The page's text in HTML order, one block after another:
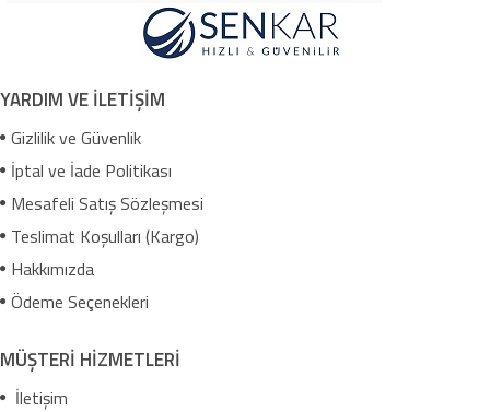
YARDIM VE İLETİŞİM
Gizlilik ve Güvenlik
İptal ve İade Politikası
Mesafeli Satış Sözleşmesi
Teslimat Koşulları (Kargo)
Hakkımızda
Ödeme Seçenekleri
MÜŞTERİ HİZMETLERİ
İletişim